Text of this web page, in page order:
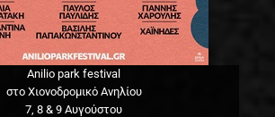
Anilio park festival
στο Χιονοδρομικό Ανηλίου
7, 8 & 9 Αυγούστου